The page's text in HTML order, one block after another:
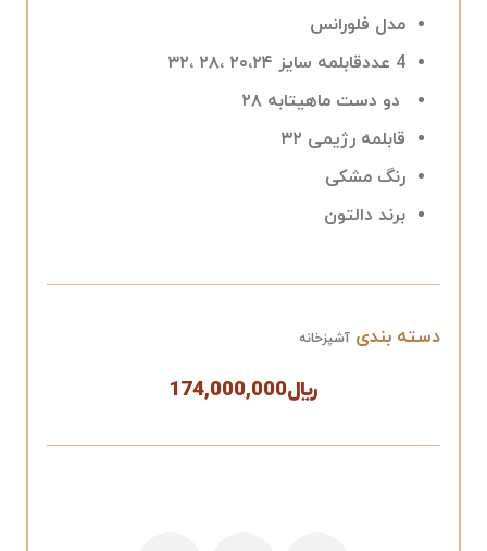
مدل فلورانس
4 عددقابلمه سایز ۲۰،۲۴ ،۲۸ ،۳۲
دو دست ماهیتابه ۲۸
قابلمه رژیمی ۳۲
رنگ مشکی
برند دالتون
دسته بندی آشپزخانه
﷼174,000,000